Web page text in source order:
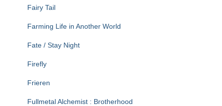
Fairy Tail
Farming Life in Another World
Fate / Stay Night
Firefly
Frieren
Fullmetal Alchemist : Brotherhood